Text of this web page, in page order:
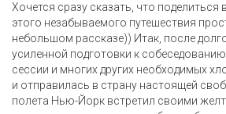
Хочется сразу сказать, что поделиться
этого незабываемого путешествия
небольшом рассказе)) Итак, после
усиленной подготовки к
сессии и многих других необходимых
и отправилась в страну настоящей
полета Нью-Йорк встретил своими